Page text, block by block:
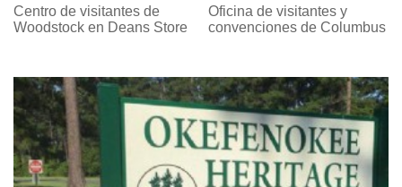
Centro de visitantes de
Woodstock en Deans Store
Oficina de visitantes y
convenciones de Columbus